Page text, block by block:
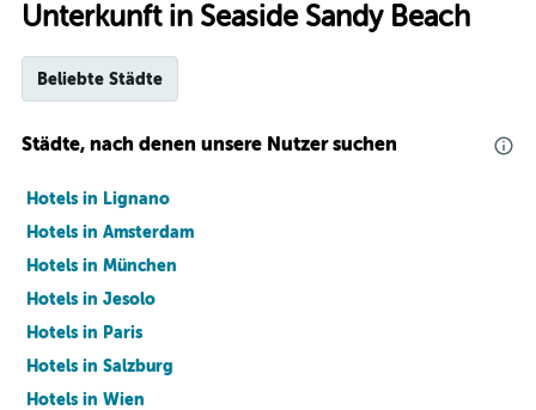
Unterkunft in Seaside Sandy Beach
Beliebte Städte
Städte, nach denen unsere Nutzer suchen
Hotels in Lignano
Hotels in Amsterdam
Hotels in München
Hotels in Jesolo
Hotels in Paris
Hotels in Salzburg
Hotels in Wien